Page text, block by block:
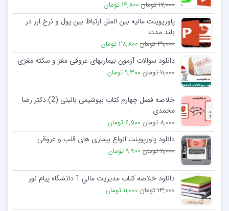
17,000 تومان 14,800 تومان
پاورپوینت ماليه بين الملل ارتباط بین پول و نرخ ارز در
بلند مدت
31,000 تومان 28,800 تومان
دانلود سوالات آزمون بیماریهای عروقی مغز و سکته مغزی
11,000 تومان 9,300 تومان
خلاصه فصل چهارم کتاب بیوشیمی بالینی (2) دکتر رضا
محمدی
8,000 تومان 6,500 تومان
دانلود پاورپوینت انواع بیماری های قلب و عروقی
11,000 تومان 9,900 تومان
دانلود خلاصه کتاب مديريت مالي 1 دانشگاه پیام نور
13,000 تومان 11,000 تومان